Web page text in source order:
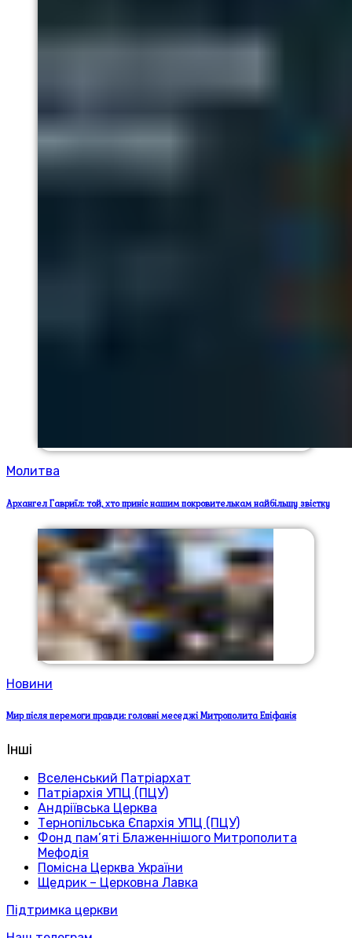
Молитва
Архангел Гавриїл: той, хто приніс нашим покровителькам найбільшу звістку
Новини
Мир після перемоги правди: головні меседжі Митрополита Епіфанія
Інші
Вселенський Патріархат
Патріархія УПЦ (ПЦУ)
Андріївська Церква
Тернопільська Єпархія УПЦ (ПЦУ)
Фонд пам’яті Блаженнішого Митрополита
Мефодія
Помісна Церква України
Щедрик – Церковна Лавка
Підтримка церкви